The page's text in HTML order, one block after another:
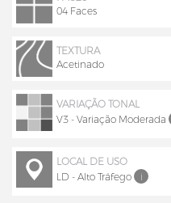
04 Faces
TEXTURA
Acetinado
VARIAÇÃO TONAL
V3 - Variação Moderada
LOCAL DE USO
LD - Alto Tráfego
i